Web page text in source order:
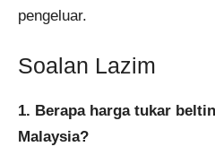
pengeluar.
Soalan Lazim
1. Berapa harga tukar
Malaysia?